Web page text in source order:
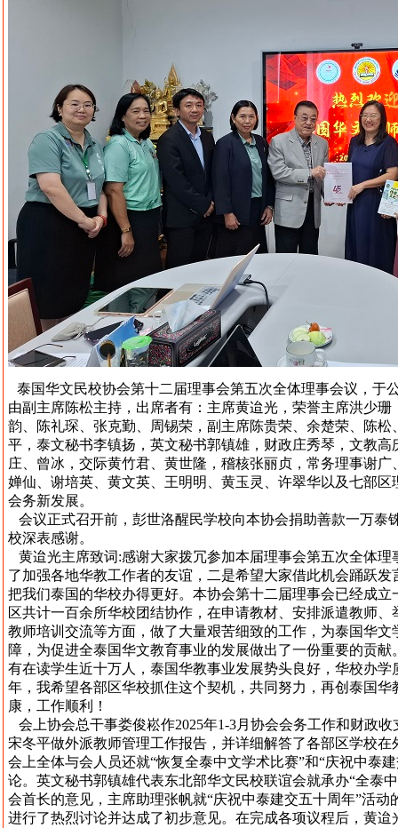
泰国华文民校协会第十二届理事会第五次全体理事会议，于
由副主席陈松主持，出席者有：主席黄迨光，荣誉主席洪少
韵、陈礼琛、张克勤、周锡荣，副主席陈贵荣、余楚荣、陈
平，泰文秘书李镇扬，英文秘书郭镇雄，财政庄秀琴，文教
庄、曾冰，交际黄竹君、黄世隆，稽核张丽贞，常务理事谢
婵仙、谢培英、黄文英、王明明、黄玉灵、许翠华以及七部
会务新发展。
会议正式召开前，彭世洛醒民学校向本协会捐助善款一万泰
校深表感谢。
黄迨光主席致词:感谢大家拨冗参加本届理事会第五次全体
了加强各地华教工作者的友谊，二是希望大家借此机会踊跃
把我们泰国的华校办得更好。本协会第十二届理事会已经成
区共计一百余所华校团结协作，在申请教材、安排派遣教师
教师培训交流等方面，做了大量艰苦细致的工作，为泰国华
障，为促进全泰国华文教育事业的发展做出了一份重要的贡
有在读学生近十万人，泰国华教事业发展势头良好，华校办
年，我希望各部区华校抓住这个契机，共同努力，再创泰国
康，工作顺利！
会上协会总干事娄俊崧作2025年1-3月协会会务工作和财政
宋冬平做外派教师管理工作报告，并详细解答了各部区学校
会上全体与会人员还就“恢复全泰中文学术比赛”和“庆祝中泰
论。英文秘书郭镇雄代表东北部华文民校联谊会就承办“全泰
会首长的意见，主席助理张帆就“庆祝中泰建交五十周年”活
进行了热烈讨论并达成了初步意见。在完成各项议程后，黄